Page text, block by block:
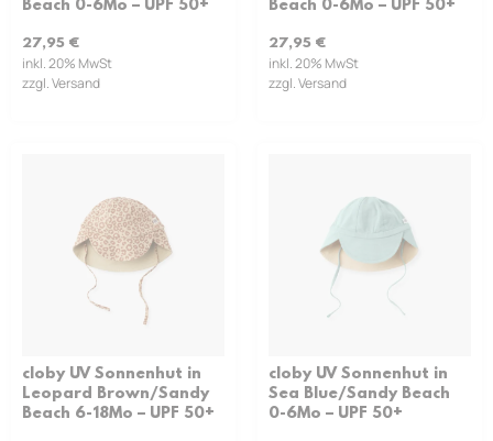
Beach 0-6Mo – UPF 50+
27,95 €
inkl. 20% MwSt
zzgl. Versand
Beach 0-6Mo – UPF 50+
27,95 €
inkl. 20% MwSt
zzgl. Versand
cloby UV Sonnenhut in
Leopard Brown/Sandy
Beach 6-18Mo – UPF 50+
cloby UV Sonnenhut in
Sea Blue/Sandy Beach
0-6Mo – UPF 50+